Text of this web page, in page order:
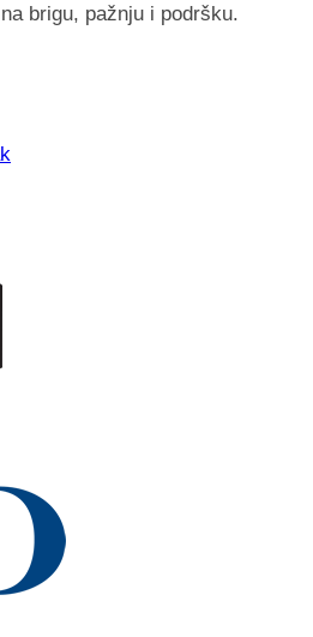
brigu, pažnju i podršku.